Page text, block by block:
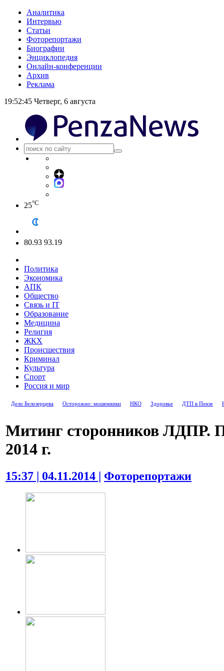
Аналитика
Интервью
Статьи
Фоторепортажи
Биографии
Энциклопедия
Онлайн-конференции
Архив
Реклама
19:52:46 Четверг, 6 августа
25°C
80.93 93.19
Политика
Экономика
АПК
Общество
Связь и IT
Образование
Медицина
Религия
ЖКХ
Происшествия
Криминал
Культура
Спорт
Россия и мир
Дело Белозерцева Осторожно: мошенники НКО Здоровье ДТП в Пензе
Митинг сторонников ЛДПР.
2014 г.
15:37 | 04.11.2014 | Фоторепортажи